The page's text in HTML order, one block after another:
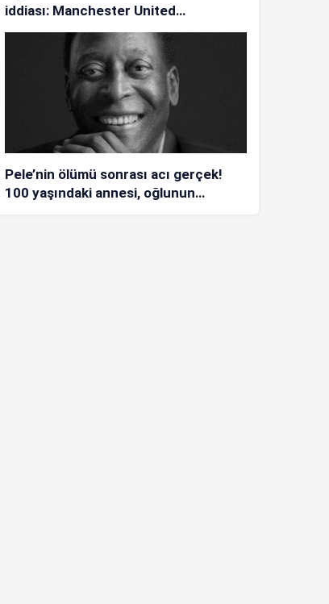
iddiası: Manchester United…
Pele’nin ölümü sonrası acı gerçek!
100 yaşındaki annesi, oğlunun